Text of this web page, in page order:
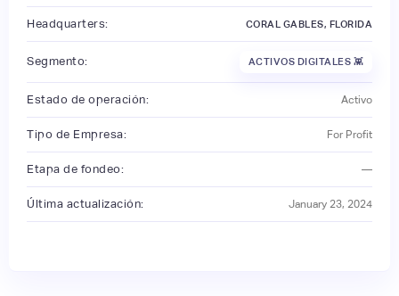
Headquarters: CORAL GABLES, FLORIDA
Segmento: ACTIVOS DIGITALES 👾
Estado de operación: Activo
Tipo de Empresa: For Profit
Etapa de fondeo: —
Última actualización: January 23, 2024